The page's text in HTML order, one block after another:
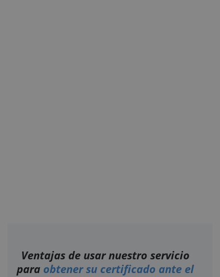
Ventajas de usar nuestro servicio
para obtener su certificado ante el